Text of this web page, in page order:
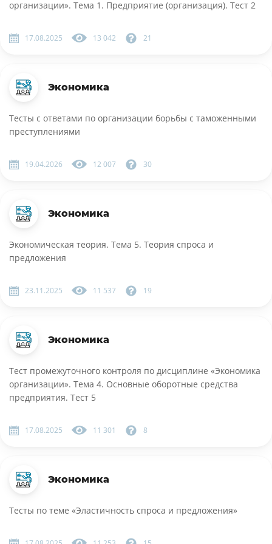
организации». Тема 1. Предприятие (организация). Тест 2
17.08.2025 13 042 21
Экономика
Тесты с ответами по организации борьбы с таможенными
преступлениями
19.04.2026 12 007 30
Экономика
Экономическая теория. Тема 5. Теория спроса и
предложения
23.11.2025 11 537 19
Экономика
Тест промежуточного контроля по дисциплине «Экономика
организации». Тема 4. Основные оборотные средства
предприятия. Тест 5
17.08.2025 11 301 8
Экономика
Тесты по теме «Эластичность спроса и предложения»